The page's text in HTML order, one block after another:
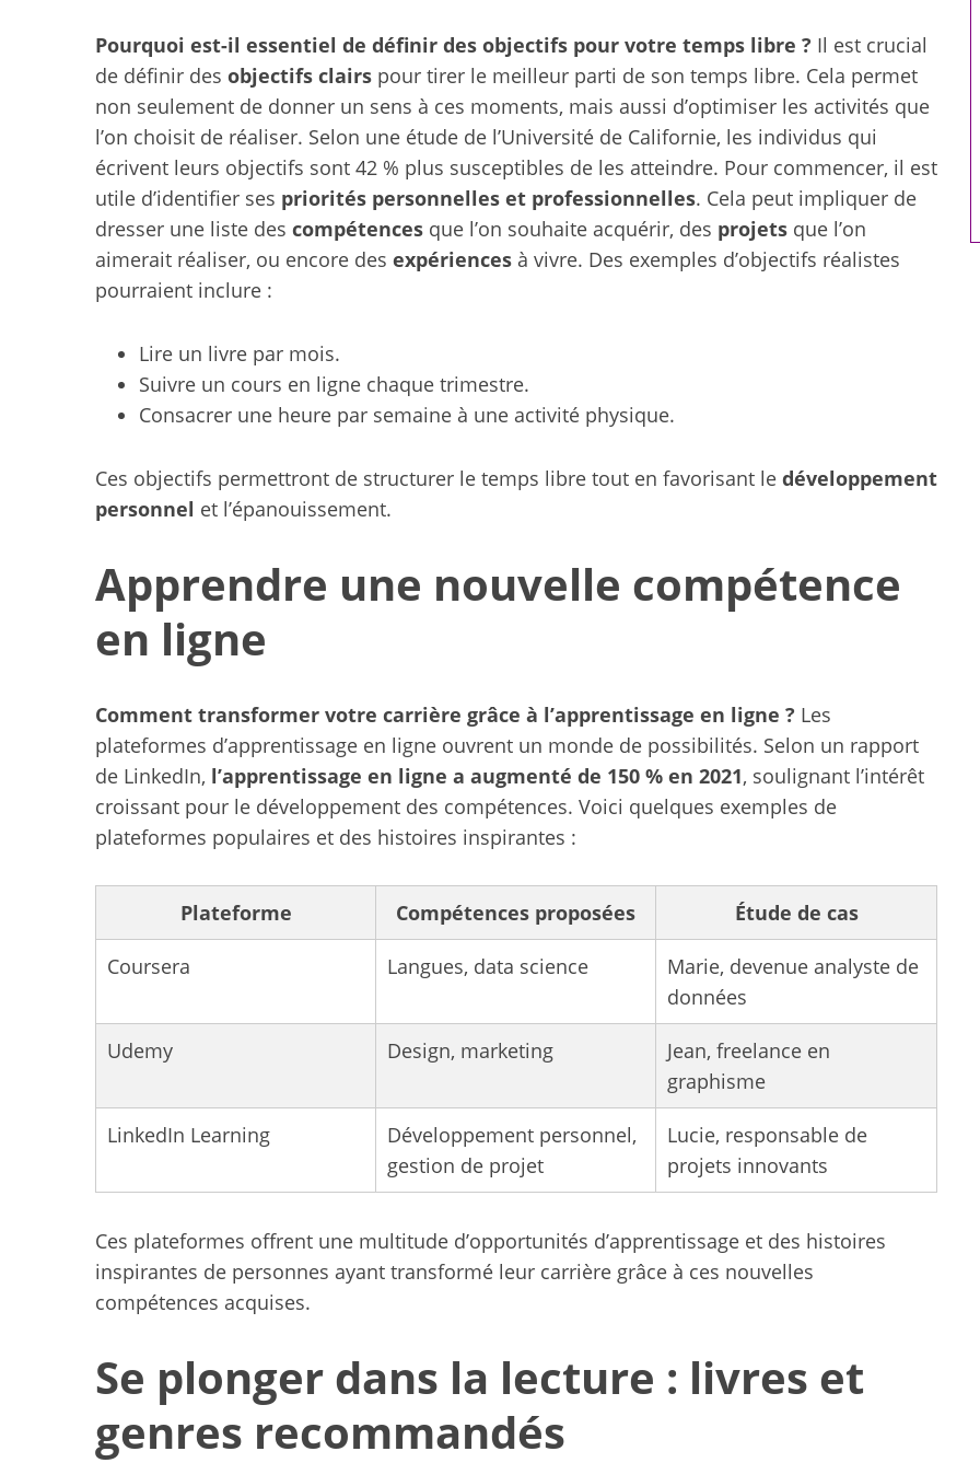
Pourquoi est-il essentiel de définir des objectifs pour votre temps libre ? Il est crucial
de définir des objectifs clairs pour tirer le meilleur parti de son temps libre. Cela permet
non seulement de donner un sens à ces moments, mais aussi d’optimiser les activités que
l’on choisit de réaliser. Selon une étude de l’Université de Californie, les individus qui
écrivent leurs objectifs sont 42 % plus susceptibles de les atteindre. Pour commencer, il est
utile d’identifier ses priorités personnelles et professionnelles. Cela peut impliquer de
dresser une liste des compétences que l’on souhaite acquérir, des projets que l’on
aimerait réaliser, ou encore des expériences à vivre. Des exemples d’objectifs réalistes
pourraient inclure :
Lire un livre par mois.
Suivre un cours en ligne chaque trimestre.
Consacrer une heure par semaine à une activité physique.
Ces objectifs permettront de structurer le temps libre tout en favorisant le développement
personnel et l’épanouissement.
Apprendre une nouvelle compétence
en ligne
Comment transformer votre carrière grâce à l’apprentissage en ligne ? Les
plateformes d’apprentissage en ligne ouvrent un monde de possibilités. Selon un rapport
de LinkedIn, l’apprentissage en ligne a augmenté de 150 % en 2021, soulignant l’intérêt
croissant pour le développement des compétences. Voici quelques exemples de
plateformes populaires et des histoires inspirantes :
Plateforme Compétences proposées Étude de cas
Coursera Langues, data science
Marie, devenue analyste de
données
Udemy Design, marketing
Jean, freelance en
graphisme
LinkedIn Learning
Développement personnel,
gestion de projet
Lucie, responsable de
projets innovants
Ces plateformes offrent une multitude d’opportunités d’apprentissage et des histoires
inspirantes de personnes ayant transformé leur carrière grâce à ces nouvelles
compétences acquises.
Se plonger dans la lecture : livres et
genres recommandés
Idées de loisirs pour toute la
famille
Compagnons virtuels : ce
que le premier message
révèle sur une intelligence
artificielle
S
e
a
r
c
f
o